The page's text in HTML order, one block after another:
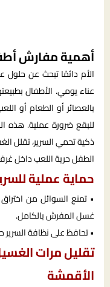
أهمية مفارش
الأم دائمًا تبحث عن
عناء يومي. الأطفال
بالعصائر أو الطعام أو
للبقع ضرورة عملية. هذه
ذكية تحمي السرير، تقلل
الطفل حرية اللعب داخل
حماية عملية
• تمنع السوائل من
غسل المفرش بالكامل.
• تحافظ على نظافة السرير
تقليل مرات
الأقمشة